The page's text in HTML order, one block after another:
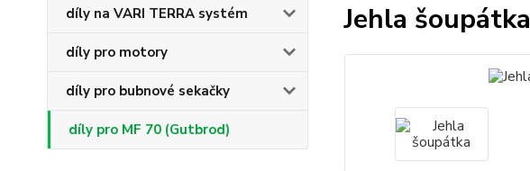
díly na VARI TERRA systém
díly pro motory
díly pro bubnové sekačky
díly pro MF 70 (Gutbrod)
Jehla šoupátka